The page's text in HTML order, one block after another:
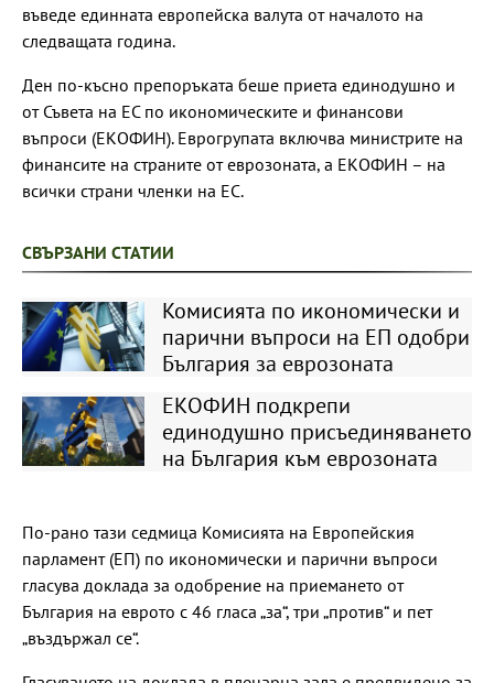
въведе единната европейска валута от началото на
следващата година.
Ден по-късно препоръката беше приета единодушно и
от Съвета на ЕС по икономическите и финансови
въпроси (ЕКОФИН). Еврогрупата включва министрите на
финансите на страните от еврозоната, а ЕКОФИН – на
всички страни членки на ЕС.
СВЪРЗАНИ СТАТИИ
Комисията по икономически и
парични въпроси на ЕП одобри
България за еврозоната
ЕКОФИН подкрепи
единодушно присъединяването
на България към еврозоната
По-рано тази седмица Комисията на Европейския
парламент (ЕП) по икономически и парични въпроси
гласува доклада за одобрение на приемането от
България на еврото с 46 гласа „за“, три „против“ и пет
„въздържал се“.